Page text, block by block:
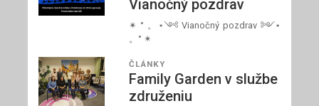
Vianočný pozdrav
✴ ° 。⋆༺ Vianočný pozdrav ༻⋆
。° ✴
ČLÁNKY
Family Garden v službe
združeniu